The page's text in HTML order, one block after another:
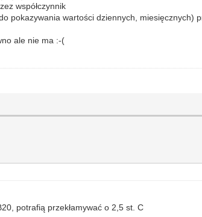
współczynnik
wartości dziennych, miesięcznych)
ale nie ma :-(
potrafią przekłamywać o 2,5 st. C